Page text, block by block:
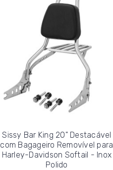
Sissy Bar King 20" Destacável
com Bagageiro Removível para
Harley-Davidson Softail - Inox
Polido